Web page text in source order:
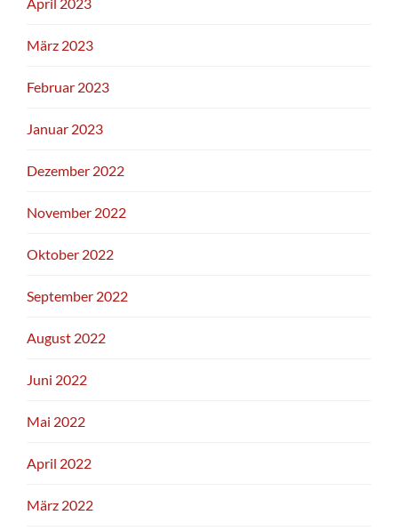
März 2023
Februar 2023
Januar 2023
Dezember 2022
November 2022
Oktober 2022
September 2022
August 2022
Juni 2022
Mai 2022
April 2022
März 2022